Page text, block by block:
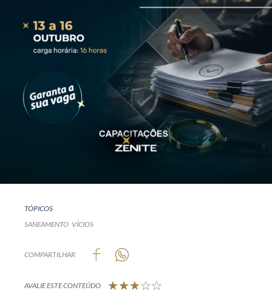
TÓPICOS
SANEAMENTO VÍCIOS
COMPARTILHAR
AVALIE ESTE CONTEÚDO